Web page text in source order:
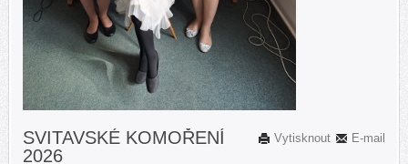
E-mail
Vytisknout
SVITAVSKÉ KOMOŘENÍ
2026